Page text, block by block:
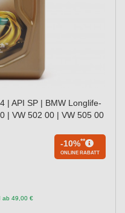
| API SP | BMW Longlife-
| VW 502 00 | VW 505 00
-10%**
ONLINE RABATT
ab 49,00 €